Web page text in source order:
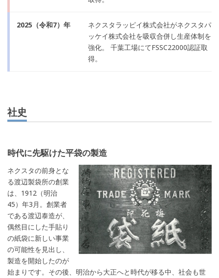
2025（令和7）年
ネクスタラッピイ株式会社がネクスタパ
ッケイ株式会社を吸収合併し生産体制を
強化。 千葉工場にてFSSC22000認証取
得。
社史
時代に先駆けた平袋の製造
ネクスタの前身とな
る渡辺製袋所の創業
は、1912（明治
45）年3月。創業者
である渡辺泰造が、
偶然目にした手貼り
の紙袋に新しい事業
の可能性を見出し、
製造を開始したのが
始まりです。その後、明治から大正へと時代が移る中、社会も世